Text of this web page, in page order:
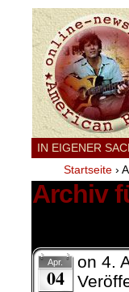
IN EIGENER
Startseite ›
Archiv
Apr.
04
on 4.